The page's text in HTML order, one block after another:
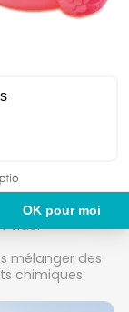
l'eau soient
de votre
la zone
le bassin, en
vide.
mélanger des
chimiques.